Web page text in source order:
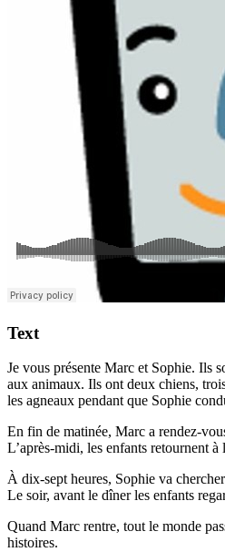
Text
Je vous présente Marc et Sophie. Ils
aux animaux. Ils ont deux chiens,
les agneaux pendant que Sophie
En fin de matinée, Marc a rendez-
L’après-midi, les enfants retournent
À dix-sept heures, Sophie va
Le soir, avant le dîner les enfants
Quand Marc rentre, tout le monde
histoires.